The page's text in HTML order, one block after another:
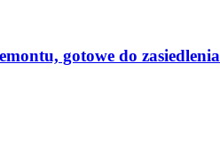
gotowe do zasiedlenia